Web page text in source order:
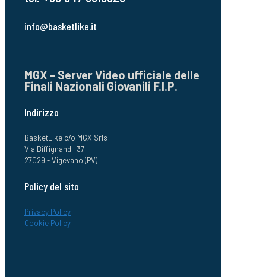
info@basketlike.it
MGX - Server Video ufficiale delle
Finali Nazionali Giovanili F.I.P.
Indirizzo
BasketLike c/o MGX Srls
Via Biffignandi, 37
27029 - Vigevano (PV)
Policy del sito
Privacy Policy
Cookie Policy